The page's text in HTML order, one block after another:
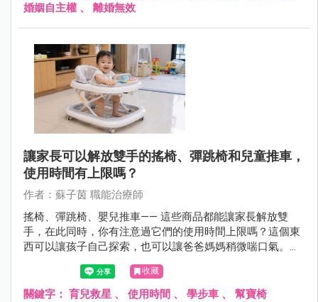
婚姻自主權 、 離婚無效
讓家長可以解放雙手的搖椅、彈跳椅和兒童推車，
使用時間有上限嗎？
作者：蘇子茵 職能治療師
搖椅、彈跳椅、嬰兒推車—— 這些商品都能讓家長解放雙
手，在此同時，你有注意過它們的使用時間上限嗎？這個東
西可以讓孩子自己探索，也可以讓爸爸媽媽稍微喘口氣。但
這些「育兒救星」，每一樣都有建議的使用時間。
收藏
關鍵字： 育兒救星 、 使用時間 、 學步車 、 幫寶椅